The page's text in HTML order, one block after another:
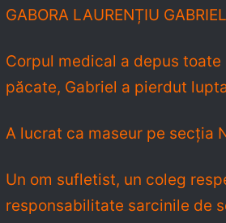
GABORA LAURENȚIU
Corpul medical a depus
păcate, Gabriel a pierdut
A lucrat ca maseur pe secţia
Un om sufletist, un coleg
responsabilitate sarcinile de